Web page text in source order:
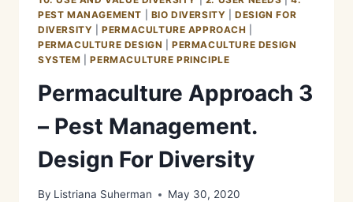
PEST MANAGEMENT
BIO DIVERSITY |DESIGN FOR
DIVERSITY |PERMACULTURE APPROACH
PERMACULTURE DESIGN |PERMACULTURE DESIGN
SYSTEM |PERMACULTURE PRINCIPLE
Permaculture Approach 3
– Pest Management.
Design For Diversity
By Listriana Suherman May 30, 2020